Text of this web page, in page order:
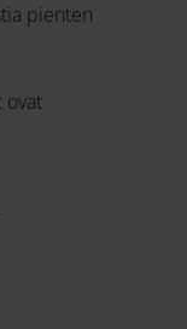
pienten
ovat